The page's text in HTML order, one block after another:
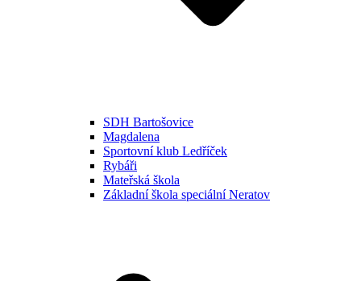
SDH Bartošovice
Magdalena
Sportovní klub Ledříček
Rybáři
Mateřská škola
Základní škola speciální Neratov